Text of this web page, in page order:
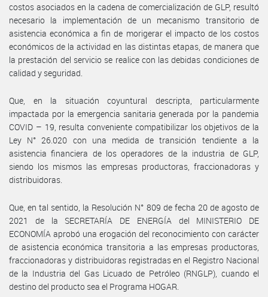
costos asociados en la cadena de comercialización de GLP, resultó
necesario la implementación de un mecanismo transitorio de
asistencia económica a fin de morigerar el impacto de los costos
económicos de la actividad en las distintas etapas, de manera que
la prestación del servicio se realice con las debidas condiciones de
calidad y seguridad.
Que, en la situación coyuntural descripta, particularmente
impactada por la emergencia sanitaria generada por la pandemia
COVID – 19, resulta conveniente compatibilizar los objetivos de la
Ley N° 26.020 con una medida de transición tendiente a la
asistencia financiera de los operadores de la industria de GLP,
siendo los mismos las empresas productoras, fraccionadoras y
distribuidoras.
Que, en tal sentido, la Resolución N° 809 de fecha 20 de agosto de
2021 de la SECRETARÍA DE ENERGÍA del MINISTERIO DE
ECONOMÍA aprobó una erogación del reconocimiento con carácter
de asistencia económica transitoria a las empresas productoras,
fraccionadoras y distribuidoras registradas en el Registro Nacional
de la Industria del Gas Licuado de Petróleo (RNGLP), cuando el
destino del producto sea el Programa HOGAR.